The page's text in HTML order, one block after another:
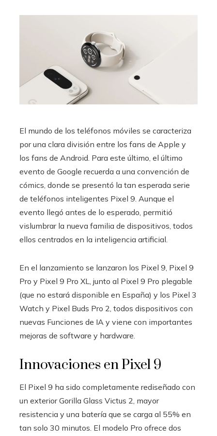
El mundo de los teléfonos móviles se caracteriza
por una clara división entre los fans de Apple y
los fans de Android. Para este último, el último
evento de Google recuerda a una convención de
cómics, donde se presentó la tan esperada serie
de teléfonos inteligentes Pixel 9. Aunque el
evento llegó antes de lo esperado, permitió
vislumbrar la nueva familia de dispositivos, todos
ellos centrados en la inteligencia artificial.
En el lanzamiento se lanzaron los Pixel 9, Pixel 9
Pro y Pixel 9 Pro XL, junto al Pixel 9 Pro plegable
(que no estará disponible en España) y los Pixel 3
Watch y Pixel Buds Pro 2, todos dispositivos con
nuevas Funciones de IA y viene con importantes
mejoras de software y hardware.
Innovaciones en Pixel 9
El Pixel 9 ha sido completamente rediseñado con
un exterior Gorilla Glass Victus 2, mayor
resistencia y una batería que se carga al 55% en
tan solo 30 minutos. El modelo Pro ofrece dos